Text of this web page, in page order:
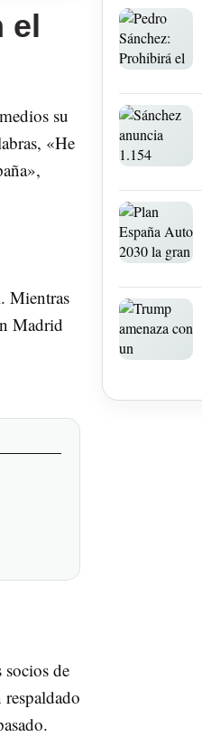
el
su
«He
Mientras
Madrid
socios de